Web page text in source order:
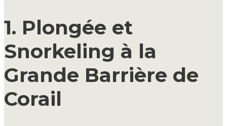
1. Plongée et
Snorkeling à la
Grande Barrière de
Corail